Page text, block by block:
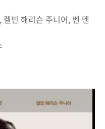
빈 해리슨 주니어, 벤 멘